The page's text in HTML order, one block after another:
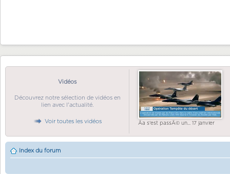
Vidéos
Découvrez notre sélection de vidéos en
lien avec l'actualité.
Voir toutes les vidéos Ãa s'est passÃ© un... 17 janvier
Index du forum